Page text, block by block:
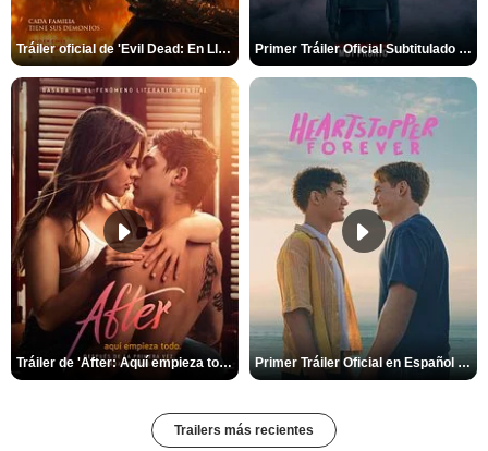
Tráiler oficial de 'Evil Dead: En Llamas' Primer Tráiler Oficial Subtitulado de 'La Noche Del Demonio: Están Entre Nosotros'
Tráiler de 'After: Aquí empieza todo' Primer Tráiler Oficial en Español de 'Heartstopper Forever'
Trailers más recientes